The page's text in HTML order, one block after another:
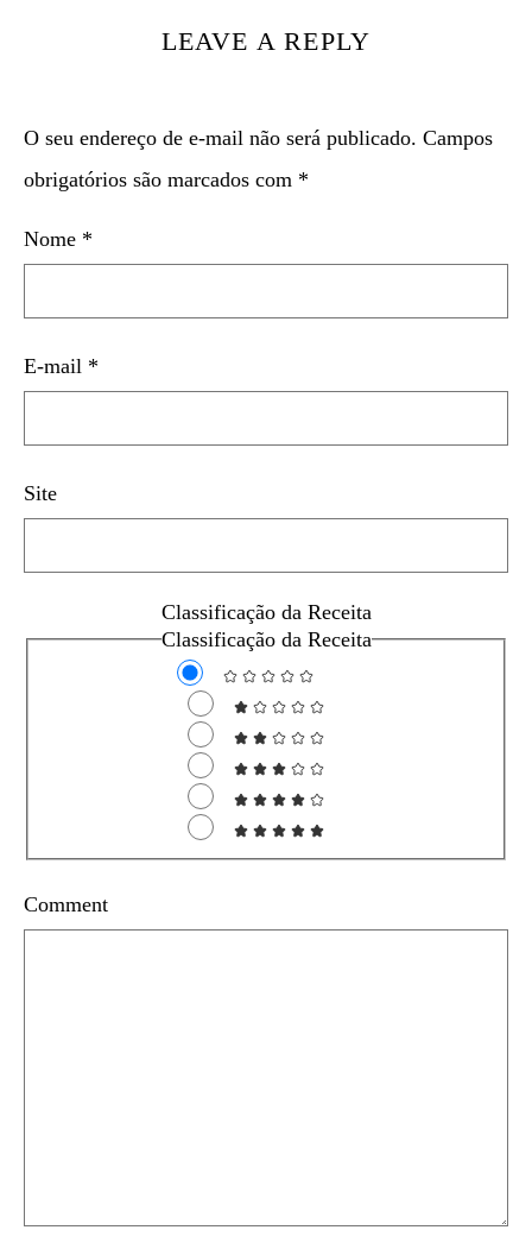
LEAVE A REPLY
O seu endereço de e-mail não será publicado. Campos
obrigatórios são marcados com *
Nome *
E-mail *
Site
Classificação da Receita
Classificação da Receita
Comment